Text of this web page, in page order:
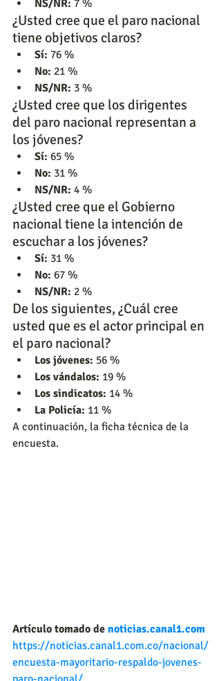
NS/NR: 7 %
¿Usted cree que el paro nacional
tiene objetivos claros?
Sí: 76 %
No: 21 %
NS/NR: 3 %
¿Usted cree que los dirigentes
del paro nacional representan a
los jóvenes?
Sí: 65 %
No: 31 %
NS/NR: 4 %
¿Usted cree que el Gobierno
nacional tiene la intención de
escuchar a los jóvenes?
Sí: 31 %
No: 67 %
NS/NR: 2 %
De los siguientes, ¿Cuál cree
usted que es el actor principal en
el paro nacional?
Los jóvenes: 56 %
Los vándalos: 19 %
Los sindicatos: 14 %
La Policía: 11 %
A continuación, la ficha técnica de la
encuesta.
Artículo tomado de noticias.canal1.com
https://noticias.canal1.com.co/nacional/
encuesta-mayoritario-respaldo-jovenes-